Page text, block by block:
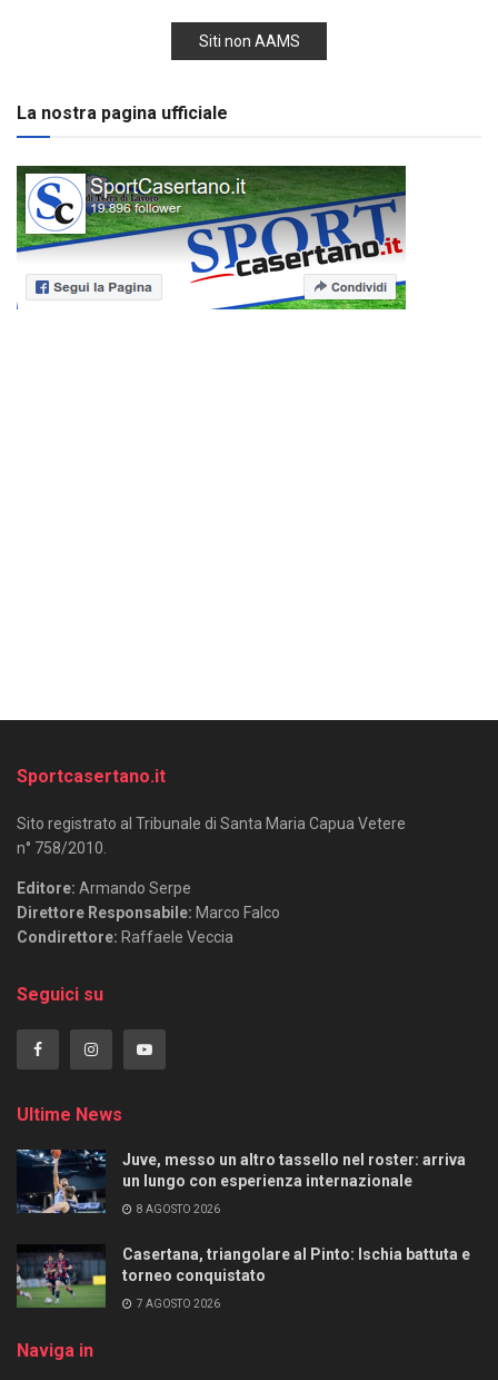
Siti non AAMS
La nostra pagina ufficiale
Sportcasertano.it
Sito registrato al Tribunale di Santa Maria Capua Vetere
n° 758/2010.
Editore: Armando Serpe
Direttore Responsabile: Marco Falco
Condirettore: Raffaele Veccia
Seguici su
Ultime News
Juve, messo un altro tassello nel roster: arriva
un lungo con esperienza internazionale
8 AGOSTO 2026
Casertana, triangolare al Pinto: Ischia battuta e
torneo conquistato
7 AGOSTO 2026
Naviga in